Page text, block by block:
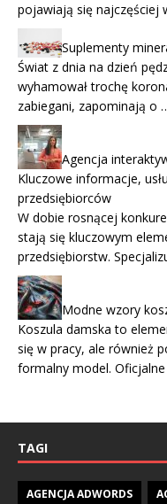
pojawiają się najczęściej
Suplementy
Świat z dnia na dzień
wyhamował trochę
zabiegani, zapominają o
Agencja
Kluczowe informacje,
przedsiębiorców
W dobie rosnącej
stają się kluczowym
przedsiębiorstw.
Modne wzory
Koszula damska to
się w pracy, ale również
formalny model.
TAGI
AGENCJA ADWORDS